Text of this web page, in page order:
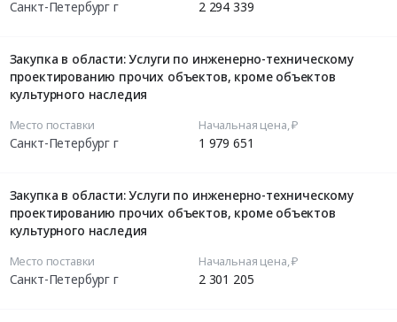
Санкт-Петербург г 2 294 339
Закупка в области: Услуги по инженерно-техническому
проектированию прочих объектов, кроме объектов
культурного наследия
Место поставки
Санкт-Петербург г
Начальная цена, ₽
1 979 651
Закупка в области: Услуги по инженерно-техническому
проектированию прочих объектов, кроме объектов
культурного наследия
Место поставки
Санкт-Петербург г
Начальная цена, ₽
2 301 205